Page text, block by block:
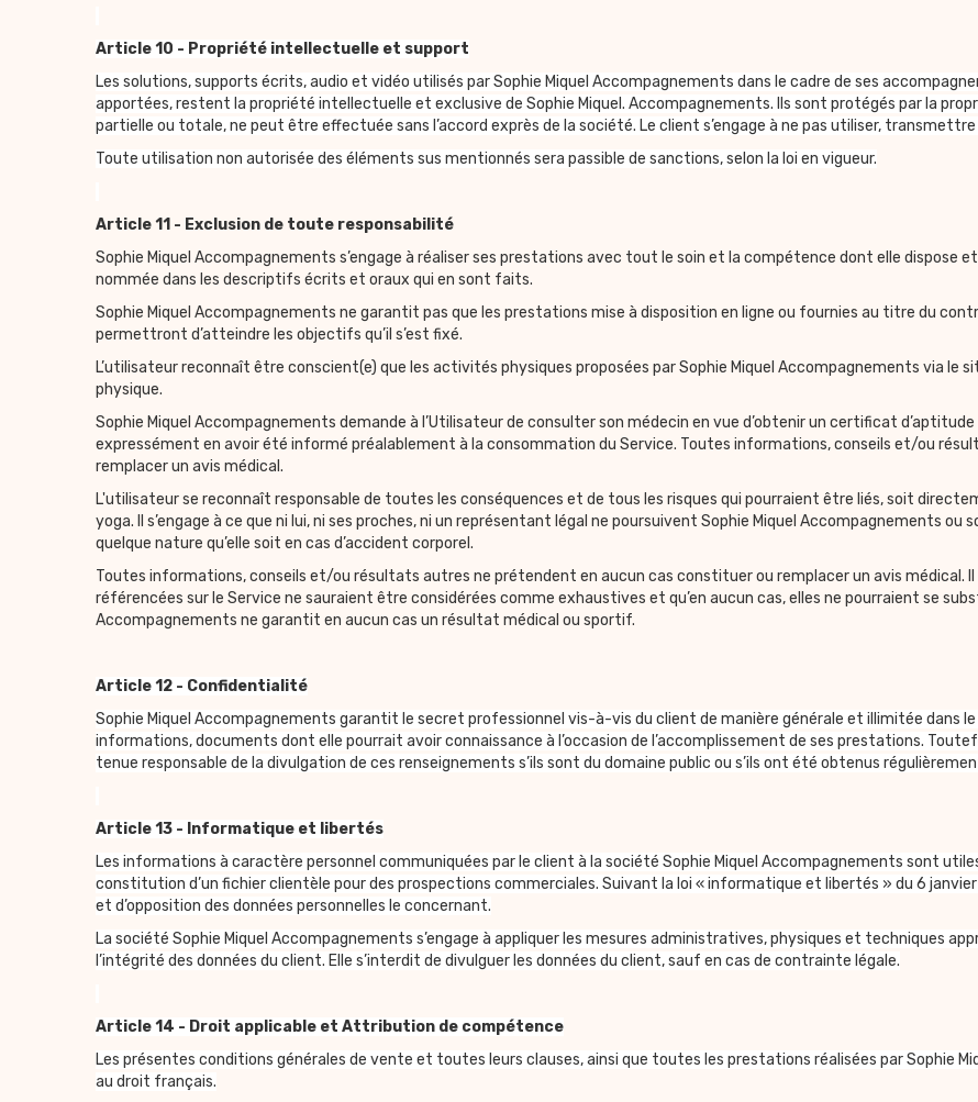
Article 10 - Propriété intellectuelle et support
Les solutions, supports écrits, audio et vidéo utilisés par Sophie Miquel Accompagnements dans le cadre de ses
apportées, restent la propriété intellectuelle et exclusive de Sophie Miquel. Accompagnements. Ils sont protégés par la
partielle ou totale, ne peut être effectuée sans l’accord exprès de la société. Le client s’engage à ne pas utiliser,
Toute utilisation non autorisée des éléments sus mentionnés sera passible de sanctions, selon la loi en vigueur.
Article 11 - Exclusion de toute responsabilité
Sophie Miquel Accompagnements s’engage à réaliser ses prestations avec tout le soin et la compétence dont elle dispose
nommée dans les descriptifs écrits et oraux qui en sont faits.
Sophie Miquel Accompagnements ne garantit pas que les prestations mise à disposition en ligne ou fournies au titre du
permettront d’atteindre les objectifs qu’il s’est fixé.
L’utilisateur reconnaît être conscient(e) que les activités physiques proposées par Sophie Miquel Accompagnements via le
physique.
Sophie Miquel Accompagnements demande à l’Utilisateur de consulter son médecin en vue d’obtenir un certificat
expressément en avoir été informé préalablement à la consommation du Service. Toutes informations, conseils et/ou
remplacer un avis médical.
L'utilisateur se reconnaît responsable de toutes les conséquences et de tous les risques qui pourraient être liés, soit
yoga. Il s’engage à ce que ni lui, ni ses proches, ni un représentant légal ne poursuivent Sophie Miquel Accompagnements
quelque nature qu’elle soit en cas d’accident corporel.
Toutes informations, conseils et/ou résultats autres ne prétendent en aucun cas constituer ou remplacer un avis médical.
référencées sur le Service ne sauraient être considérées comme exhaustives et qu’en aucun cas, elles ne pourraient se
Accompagnements ne garantit en aucun cas un résultat médical ou sportif.
Article 12 - Confidentialité
Sophie Miquel Accompagnements garantit le secret professionnel vis-à-vis du client de manière générale et illimitée dans
informations, documents dont elle pourrait avoir connaissance à l’occasion de l’accomplissement de ses prestations.
tenue responsable de la divulgation de ces renseignements s’ils sont du domaine public ou s’ils ont été obtenus
Article 13 - Informatique et libertés
Les informations à caractère personnel communiquées par le client à la société Sophie Miquel Accompagnements sont
constitution d’un fichier clientèle pour des prospections commerciales. Suivant la loi « informatique et libertés » du 6
et d’opposition des données personnelles le concernant.
La société Sophie Miquel Accompagnements s’engage à appliquer les mesures administratives, physiques et techniques
l’intégrité des données du client. Elle s’interdit de divulguer les données du client, sauf en cas de contrainte légale.
Article 14 - Droit applicable et Attribution de compétence
Les présentes conditions générales de vente et toutes leurs clauses, ainsi que toutes les prestations réalisées par Sophie
au droit français.